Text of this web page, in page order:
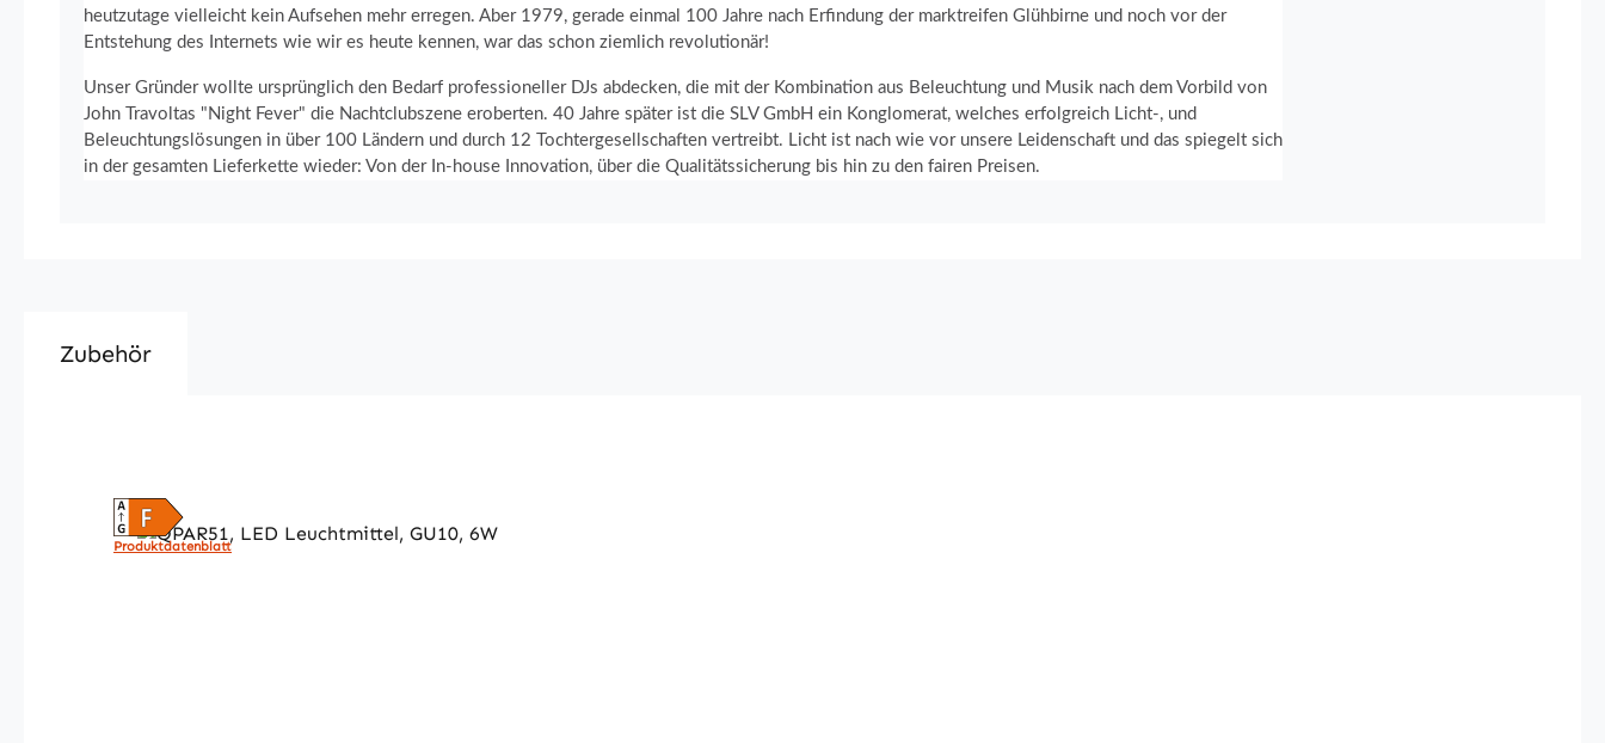
heutzutage vielleicht kein Aufsehen mehr erregen. Aber 1979, gerade einmal 100 Jahre nach Erfindung der marktreifen Glühbirne und noch vor der
Entstehung des Internets wie wir es heute kennen, war das schon ziemlich revolutionär!
Unser Gründer wollte ursprünglich den Bedarf professioneller DJs abdecken, die mit der Kombination aus Beleuchtung und Musik nach dem Vorbild von
John Travoltas "Night Fever" die Nachtclubszene eroberten. 40 Jahre später ist die SLV GmbH ein Konglomerat, welches erfolgreich Licht-, und
Beleuchtungslösungen in über 100 Ländern und durch 12 Tochtergesellschaften vertreibt. Licht ist nach wie vor unsere Leidenschaft und das spiegelt sich
in der gesamten Lieferkette wieder: Von der In-house Innovation, über die Qualitätssicherung bis hin zu den fairen Preisen.
Zubehör
Produktdatenblatt